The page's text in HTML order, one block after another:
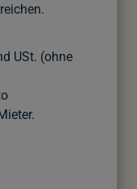
USt. (ohne